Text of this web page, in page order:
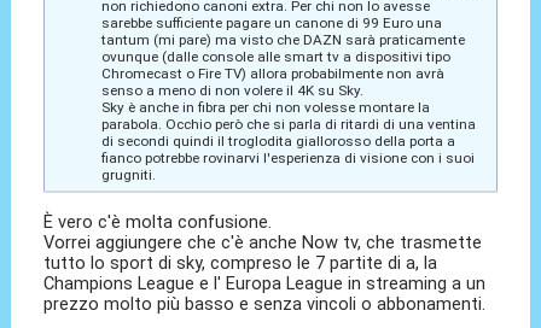
non richiedono canoni extra. Per chi non lo avesse
sarebbe sufficiente pagare un canone di 99 Euro una
tantum (mi pare) ma visto che DAZN sarà praticamente
ovunque (dalle console alle smart tv a dispositivi tipo
Chromecast o Fire TV) allora probabilmente non avrà
senso a meno di non volere il 4K su Sky.
Sky è anche in fibra per chi non volesse montare la
parabola. Occhio però che si parla di ritardi di una ventina
di secondi quindi il troglodita giallorosso della porta a
fianco potrebbe rovinarvi l'esperienza di visione con i suoi
grugniti.
È vero c'è molta confusione.
Vorrei aggiungere che c'è anche Now tv, che trasmette
tutto lo sport di sky, compreso le 7 partite di a, la
Champions League e l' Europa League in streaming a un
prezzo molto più basso e senza vincoli o abbonamenti.